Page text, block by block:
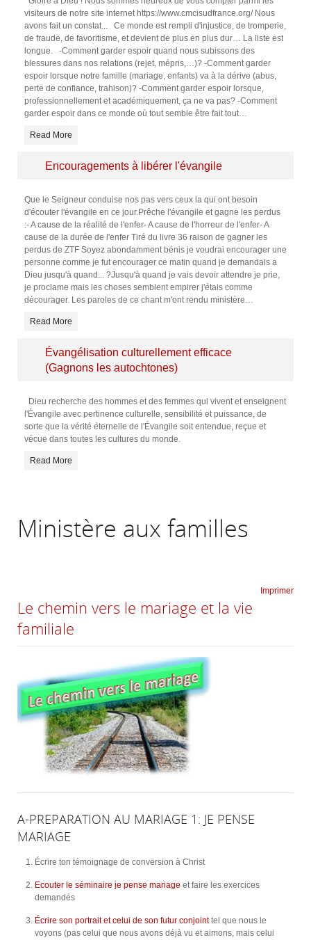
visiteurs de notre site internet https://www.cmcisudfrance.org/ Nous
avons fait un constat... Ce monde est rempli d'injustice, de tromperie,
de fraude, de favoritisme, et devient de plus en plus dur… La liste est
longue. -Comment garder espoir quand nous subissons des
blessures dans nos relations (rejet, mépris,…)? -Comment garder
espoir lorsque notre famille (mariage, enfants) va à la dérive (abus,
perte de confiance, trahison)? -Comment garder espoir lorsque,
professionnellement et académiquement, ça ne va pas? -Comment
garder espoir dans ce monde où tout semble être fait tout…
Read More
Encouragements à libérer l'évangile
Que le Seigneur conduise nos pas vers ceux la qui ont besoin
d'écouter l'évangile en ce jour.Prêche l'évangile et gagne les perdus
:- A cause de la réalité de l'enfer- A cause de l'horreur de l'enfer- A
cause de la durée de l'enfer Tiré du livre 36 raison de gagner les
perdus de ZTF Soyez abondamment bénis je voudrai encourager une
personne comme je fut encourager ce matin quand je demandais a
Dieu jusqu'à quand... ?Jusqu'à quand je vais devoir attendre je prie,
je proclame mais les choses semblent empirer j'étais comme
décourager. Les paroles de ce chant m'ont rendu ministère…
Read More
Évangélisation culturellement efficace
(Gagnons les autochtones)
Dieu recherche des hommes et des femmes qui vivent et enseignent
l'Évangile avec pertinence culturelle, sensibilité et puissance, de
sorte que la vérité éternelle de l'Évangile soit entendue, reçue et
vécue dans toutes les cultures du monde.
Read More
Ministère aux familles
Imprimer
Le chemin vers le mariage et la vie
familiale
A-PREPARATION AU MARIAGE 1: JE PENSE
MARIAGE
Écrire ton témoignage de conversion à Christ
Ecouter le séminaire je pense mariage et faire les exercices
demandés
Écrire son portrait et celui de son futur conjointtel que nous le
voyons (pas celui que nous avons déjà vu et aimons, mais celui